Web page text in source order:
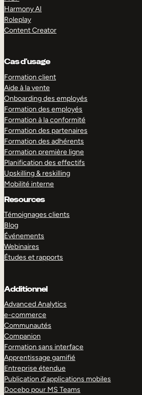
Harmony AI
Roleplay
Content Creator
Cas d’usage
Formation client
Aide à la vente
Onboarding des employés
Formation des employés
Formation à la conformité
Formation des partenaires
Formation des adhérents
Formation première ligne
Planification des effectifs
Upskilling & reskilling
Mobilité interne
Resources
Témoignages clients
Blog
Événements
Webinaires
Études et rapports
Additionnel
Advanced Analytics
e-commerce
Communautés
Companion
Formation sans interface
Apprentissage gamifié
Entreprise étendue
Publication d’applications mobiles
Docebo pour MS Teams